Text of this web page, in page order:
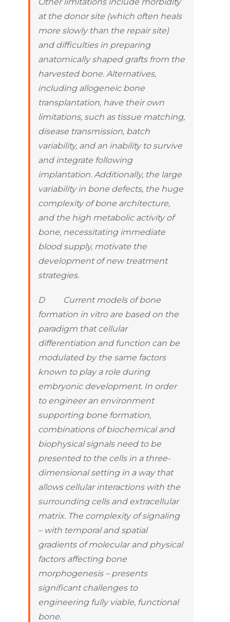
at the donor site (which often heals
more slowly than the repair site)
and difficulties in preparing
anatomically shaped grafts from the
harvested bone. Alternatives,
including allogeneic bone
transplantation, have their own
limitations, such as tissue matching,
disease transmission, batch
variability, and an inability to survive
and integrate following
implantation. Additionally, the large
variability in bone defects, the huge
complexity of bone architecture,
and the high metabolic activity of
bone, necessitating immediate
blood supply, motivate the
development of new treatment
strategies.
D Current models of bone
formation in vitro are based on the
paradigm that cellular
differentiation and function can be
modulated by the same factors
known to play a role during
embryonic development. In order
to engineer an environment
supporting bone formation,
combinations of biochemical and
biophysical signals need to be
presented to the cells in a three-
dimensional setting in a way that
allows cellular interactions with the
surrounding cells and extracellular
matrix. The complexity of signaling
– with temporal and spatial
gradients of molecular and physical
factors affecting bone
morphogenesis – presents
significant challenges to
engineering fully viable, functional
bone.